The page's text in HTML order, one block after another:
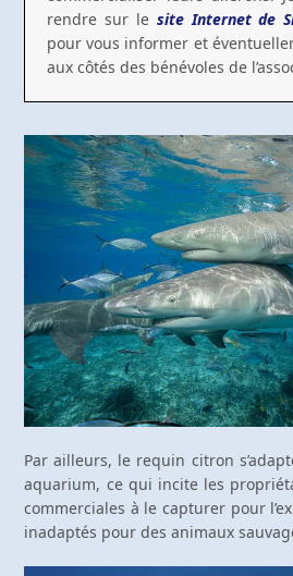
rendre sur le site Internet de
pour vous informer et
aux côtés des bénévoles de
Par ailleurs, le requin citron
aquarium, ce qui incite les
commerciales à le capturer pour
inadaptés pour des animaux